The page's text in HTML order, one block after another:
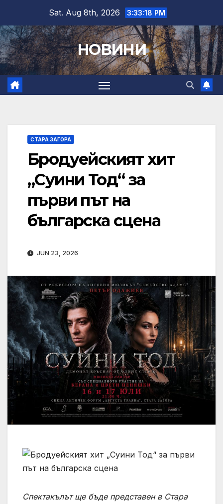
content
Sat. Aug 8th, 2026 3:33:19 PM
НОВИНИ
СТАРА ЗАГОРА
Бродуейският хит
„Суини Тод“ за
първи път на
българска сцена
JUN 23, 2026
Спектакълът ще бъде представен в Стара